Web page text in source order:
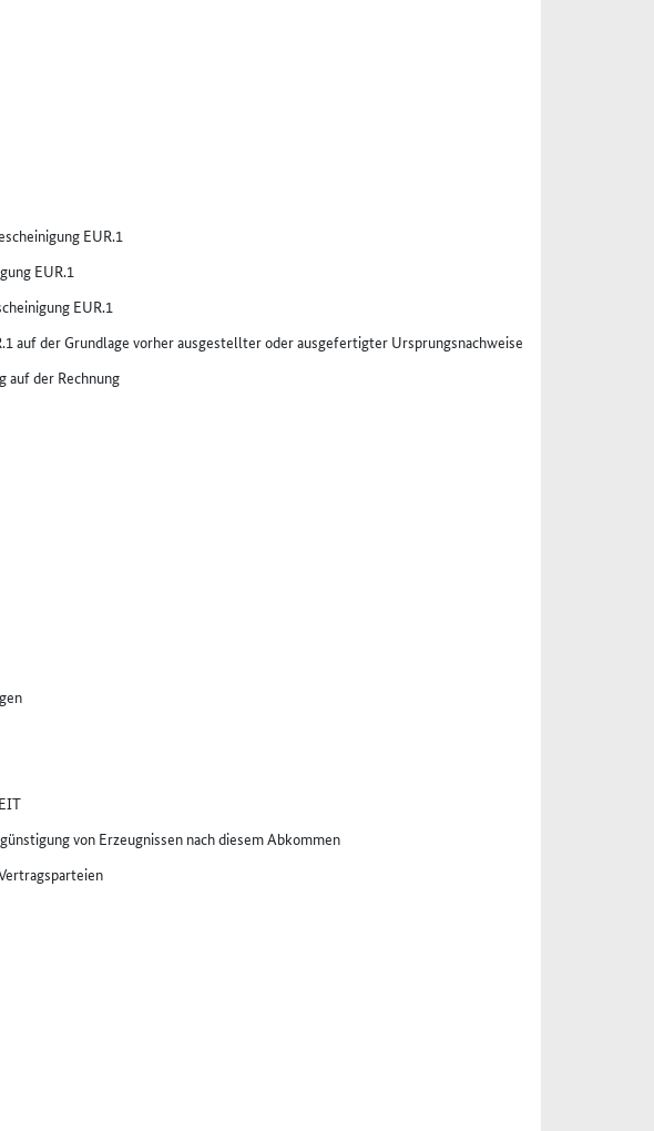
EUR.1
EUR.1
EUR.1
auf der Grundlage vorher ausgestellter oder ausgefertigter Ursprungsnachweise
auf der Rechnung
von Erzeugnissen nach diesem Abkommen